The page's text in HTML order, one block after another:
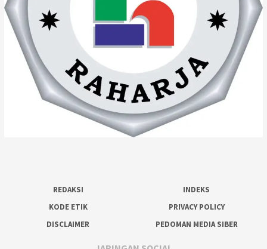
REDAKSI
INDEKS
KODE ETIK
PRIVACY POLICY
DISCLAIMER
PEDOMAN MEDIA SIBER